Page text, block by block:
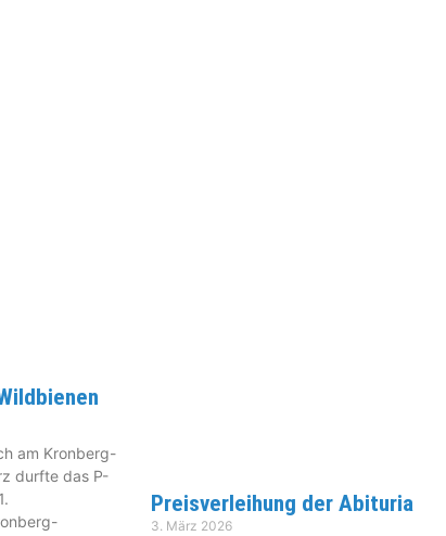
am Kronberg-
durfte das P-
Preisverleihung der Abituria
3. März 2026